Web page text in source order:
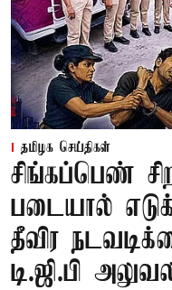
தமிழக செய்திகள்
சிங்கப்பெண்
படையால்
தீவிர
டி.ஜி.பி